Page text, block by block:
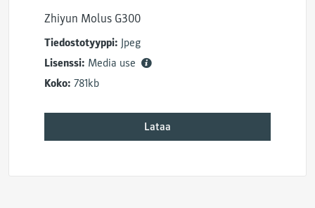
Zhiyun Molus G300
Tiedostotyyppi: Jpeg
Lisenssi: Media use
Koko: 781kb
Lataa